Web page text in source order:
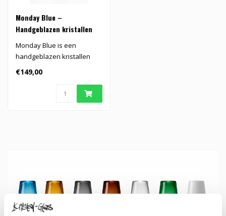
Monday Blue –
Handgeblazen kristallen
Monday Blue is een
handgeblazen kristallen
vaas in diepblauw,
geïnspireerd op h..
€149,00